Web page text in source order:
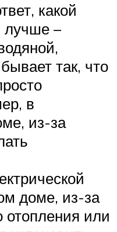
какой
лучше –
так, что
в
из-за
доме, из-за
отопления или